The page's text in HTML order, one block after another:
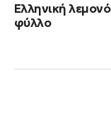
Ελληνική
φύλλο